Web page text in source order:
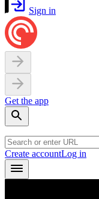
Sign in
Get the app
Create accountLog in